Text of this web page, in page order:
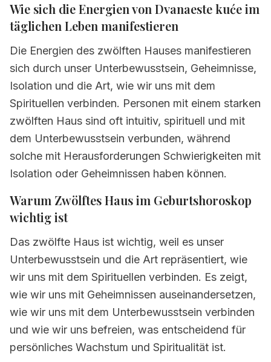
3.3
Zwölftes Haus in Zwillinge
3.5 Zwölftes Haus in Löwe
3.6 Zwölftes Haus in Jungfrau
3.7 Zwölftes Haus in Waage
3.8 Zwölftes Haus in Skorpion
3.9
Zwölftes Haus in Schütze
3.11
Zwölftes Haus in Wassermann
3.12
Zwölftes Haus in Fische
4. Kurze Zusammenfassung von Zwölftes
Haus
5.
Häufig gestellte Fragen zu zwölftes haus
Wie sich die Energien von Dvanaeste kuće im
täglichen Leben manifestieren
Die Energien des zwölften Hauses manifestieren
sich durch unser Unterbewusstsein, Geheimnisse,
Isolation und die Art, wie wir uns mit dem
Spirituellen verbinden. Personen mit einem starken
zwölften Haus sind oft intuitiv, spirituell und mit
dem Unterbewusstsein verbunden, während
solche mit Herausforderungen Schwierigkeiten mit
Isolation oder Geheimnissen haben können.
Warum Zwölftes Haus im Geburtshoroskop
wichtig ist
Das zwölfte Haus ist wichtig, weil es unser
Unterbewusstsein und die Art repräsentiert, wie
wir uns mit dem Spirituellen verbinden. Es zeigt,
wie wir uns mit Geheimnissen auseinandersetzen,
wie wir uns mit dem Unterbewusstsein verbinden
und wie wir uns befreien, was entscheidend für
persönliches Wachstum und Spiritualität ist.